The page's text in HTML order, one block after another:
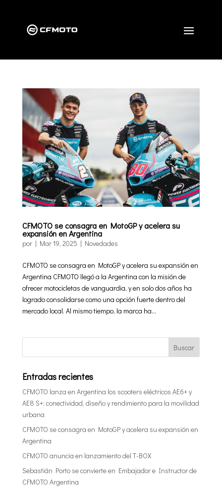
CFMOTO se consagra en MotoGP y acelera su
expansión en Argentina
por | Mar 19, 2025 | Novedades
CFMOTO se consagra en MotoGP y acelera su expansión en
Argentina CFMOTO llegó a la Argentina con la misión de
ofrecer motocicletas de vanguardia, y en solo dos años ha
logrado consolidarse como una opción fuerte dentro del
mercado local. Al mismo tiempo, la marca ha...
Entradas recientes
CFMOTO lanza en Argentina los scooters eléctricos AE6+ y
AE8 S+: conectividad, diseño y rendimiento para la movilidad
urbana
CFMOTO se consagra en MotoGP y acelera su expansión en
Argentina
CFMOTO anuncia en lanzamiento del T-BOX
Sebastián Porto se convierte en Embajador e Instructor de
CFMOTO Argentina